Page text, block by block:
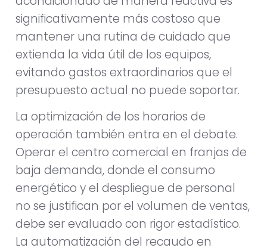
significativamente más costoso que
mantener una rutina de cuidado que
extienda la vida útil de los equipos,
evitando gastos extraordinarios que el
presupuesto actual no puede soportar.
La optimización de los horarios de
operación también entra en el debate.
Operar el centro comercial en franjas de
baja demanda, donde el consumo
energético y el despliegue de personal
no se justifican por el volumen de ventas,
debe ser evaluado con rigor estadístico.
La automatización del recaudo en